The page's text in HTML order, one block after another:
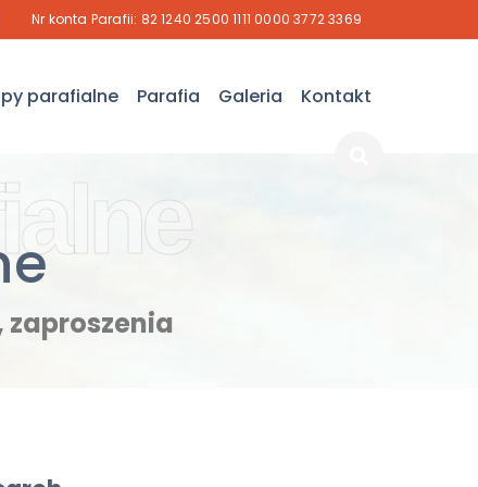
Nr konta Parafii: 82 1240 2500 1111 0000 3772 3369
parafialne Parafia Galeria Kontakt